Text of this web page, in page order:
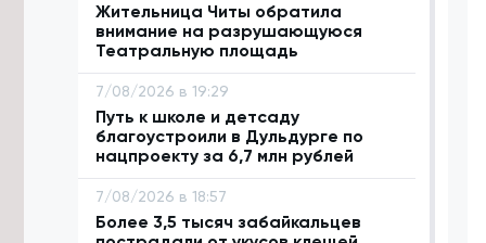
Жительница Читы обратила
внимание на разрушающуюся
Театральную площадь
7/08/2026 в 19:29
Путь к школе и детсаду
благоустроили в Дульдурге по
нацпроекту за 6,7 млн рублей
7/08/2026 в 18:57
Более 3,5 тысяч забайкальцев